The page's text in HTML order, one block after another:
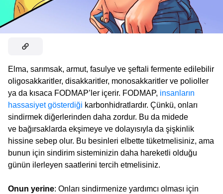
Elma, sarımsak, armut, fasulye ve şeftali fermente edilebilir
oligosakkaritler, disakkaritler, monosakkaritler ve polioller
ya da kısaca FODMAP’ler içerir. FODMAP, insanların
hassasiyet gösterdiği karbonhidratlardır. Çünkü, onları
sindirmek diğerlerinden daha zordur. Bu da midede
ve bağırsaklarda ekşimeye ve dolayısıyla da şişkinlik
hissine sebep olur. Bu besinleri elbette tüketmelisiniz, ama
bunun için sindirim sisteminizin daha hareketli olduğu
günün ilerleyen saatlerini tercih etmelisiniz.
Onun yerine: Onları sindirmenize yardımcı olması için